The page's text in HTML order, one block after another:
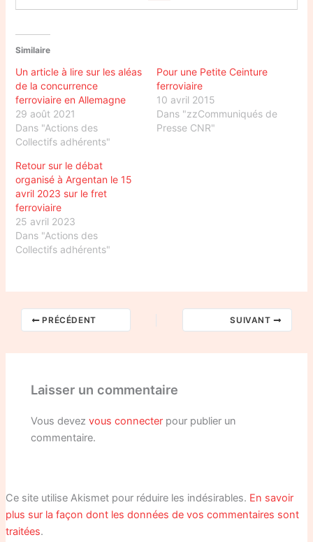
Similaire
Un article à lire sur les aléas
de la concurrence
ferroviaire en Allemagne
29 août 2021
Dans "Actions des
Collectifs adhérents"
Pour une Petite Ceinture
ferroviaire
10 avril 2015
Dans "zzCommuniqués de
Presse CNR"
Retour sur le débat
organisé à Argentan le 15
avril 2023 sur le fret
ferroviaire
25 avril 2023
Dans "Actions des
Collectifs adhérents"
PRÉCÉDENT SUIVANT
Laisser un commentaire
Vous devezvous connecter pour publier un
commentaire.
Ce site utilise Akismet pour réduire les indésirables. En savoir
plus sur la façon dont les données de vos commentaires sont
traitées.